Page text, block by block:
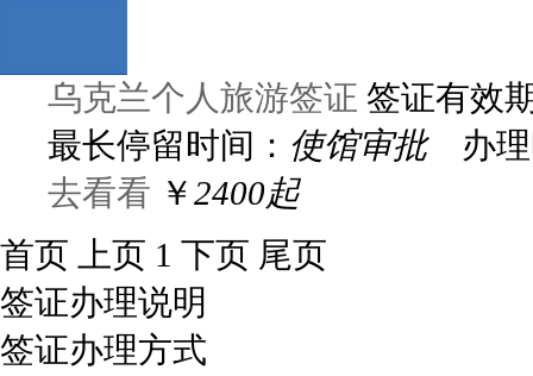
乌克兰个人旅游签证 签证有效
最长停留时间： 使馆审批办理
去看看 ￥2400起
首页
上页 1 下页 尾页
签证办理说明
签证办理方式